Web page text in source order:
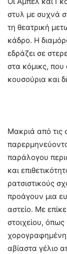
στυλ με συχνά
τη θεατρική
κάδρο. Η
εδράζει σε
στα κόμικς,
κουσούρια και
Μακριά από τις
παράλογου
και
ρατσιστικούς
προάγουν μια
αστείο. Με
στοιχείου,
χορογραφημένη
αβίαστα γέλιο